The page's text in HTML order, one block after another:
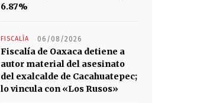
6.87%
FISCALÍA 06/08/2026
Fiscalía de Oaxaca detiene a
autor material del asesinato
del exalcalde de Cacahuatepec;
lo vincula con «Los Rusos»